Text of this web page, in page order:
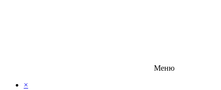
Меню
×